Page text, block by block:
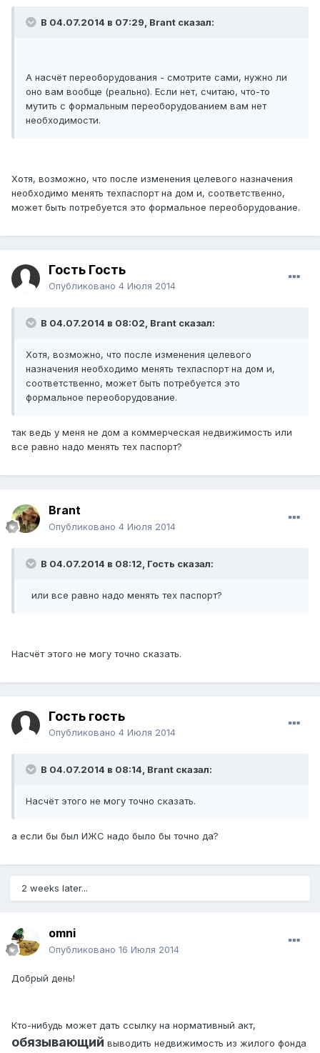
В 04.07.2014 в 07:29, Brant сказал:
А насчёт переоборудования - смотрите сами, нужно ли
оно вам вообще (реально). Если нет, считаю, что-то
мутить с формальным переоборудованием вам нет
необходимости.
Хотя, возможно, что после изменения целевого назначения
необходимо менять техпаспорт на дом и, соответственно,
может быть потребуется это формальное переоборудование.
Гость Гость
Опубликовано 4 Июля 2014
В 04.07.2014 в 08:02, Brant сказал:
Хотя, возможно, что после изменения целевого
назначения необходимо менять техпаспорт на дом и,
соответственно, может быть потребуется это
формальное переоборудование.
так ведь у меня не дом а коммерческая недвижимость или
все равно надо менять тех паспорт?
Brant
Опубликовано 4 Июля 2014
В 04.07.2014 в 08:12, Гость сказал:
или все равно надо менять тех паспорт?
Насчёт этого не могу точно сказать.
Гость гость
Опубликовано 4 Июля 2014
В 04.07.2014 в 08:14, Brant сказал:
Насчёт этого не могу точно сказать.
а если бы был ИЖС надо было бы точно да?
2 weeks later...
omni
Опубликовано 16 Июля 2014
Добрый день!
Кто-нибудь может дать ссылку на нормативный акт,
обязывающий выводить недвижимость из жилого фонда